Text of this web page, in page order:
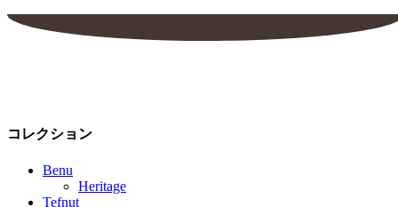
コレクション
Benu
Heritage
Tefnut